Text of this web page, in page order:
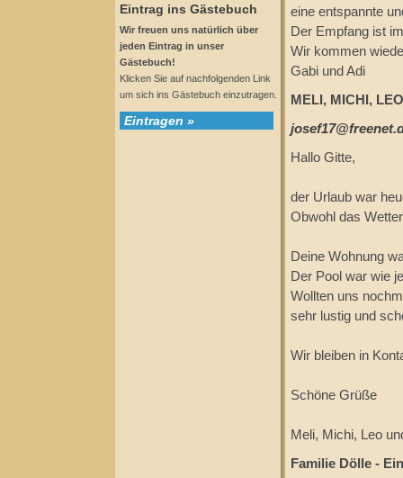
Eintrag ins Gästebuch
Wir freuen uns natürlich über
jeden Eintrag in unser
Gästebuch!
Klicken Sie auf nachfolgenden Link
um sich ins Gästebuch einzutragen.
Eintragen »
eine entspannte
Der Empfang ist
Wir kommen
Gabi und Adi
MELI, MICHI,
Hallo Gitte,
der Urlaub war
Obwohl das
Deine Wohnung
Der Pool war wie
Wollten uns
sehr lustig und
Wir bleiben in
Schöne Grüße
Meli, Michi, Leo
Familie Dölle -